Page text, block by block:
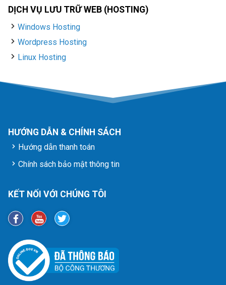
DỊCH VỤ LƯU TRỮ WEB (HOSTING)
Windows Hosting
Wordpress Hosting
Linux Hosting
HƯỚNG DẪN & CHÍNH SÁCH
Hướng dẫn thanh toán
Chính sách bảo mật thông tin
KẾT NỐI VỚI CHÚNG TÔI